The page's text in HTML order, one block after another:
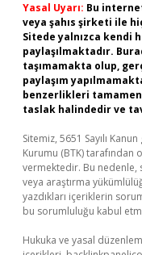
Yasal Uyarı: Bu
veya şahıs şirketi ile
Sitede yalnızca kendi
paylaşılmaktadır.
taşımamakta olup,
paylaşım
benzerlikleri
taslak halindedir ve
Sitemiz, 5651 Sayılı
Kurumu (BTK) tarafından
vermektedir. Bu
veya araştırma
yazdıkları içeriklerin
bu sorumluluğu kabul
Hukuka ve yasal